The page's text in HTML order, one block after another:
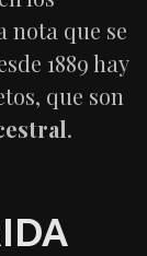
nota que se
1889 hay
que son
.